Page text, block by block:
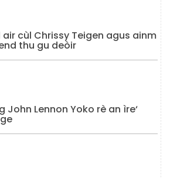
cùl Chrissy Teigen agus ainm
thu gu deòir
John Lennon Yoko rè an ìre‘